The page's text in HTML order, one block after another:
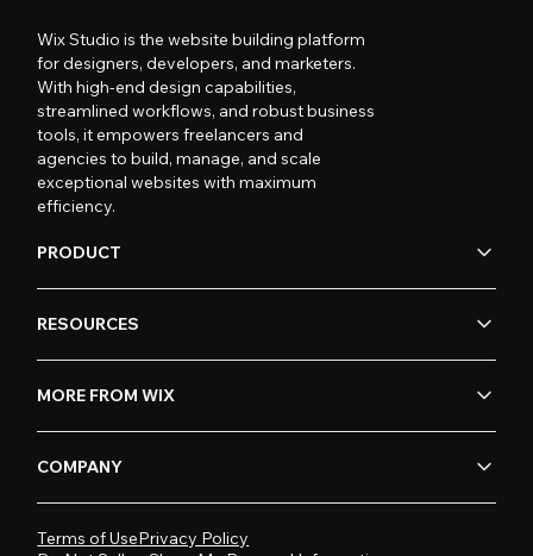
Wix Studio is the website building platform
for designers, developers, and marketers.
With high-end design capabilities,
streamlined workflows, and robust business
tools, it empowers freelancers and
agencies to build, manage, and scale
exceptional websites with maximum
efficiency.
PRODUCT
RESOURCES
MORE FROM WIX
COMPANY
Terms of UsePrivacy Policy